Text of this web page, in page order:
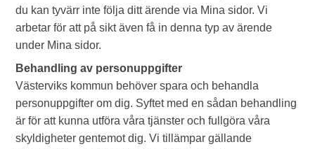
du kan tyvärr inte följa ditt ärende via Mina sidor. Vi
arbetar för att på sikt även få in denna typ av ärende
under Mina sidor.
Behandling av personuppgifter
Västerviks kommun behöver spara och behandla
personuppgifter om dig. Syftet med en sådan behandling
är för att kunna utföra våra tjänster och fullgöra våra
skyldigheter gentemot dig. Vi tillämpar gällande